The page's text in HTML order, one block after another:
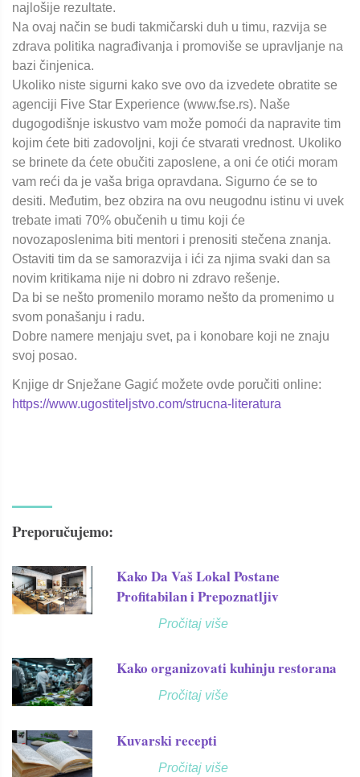
najlošije rezultate.
Na ovaj način se budi takmičarski duh u timu, razvija se
zdrava politika nagrađivanja i promoviše se upravljanje na
bazi činjenica.
Ukoliko niste sigurni kako sve ovo da izvedete obratite se
agenciji Five Star Experience (www.fse.rs). Naše
dugogodišnje iskustvo vam može pomoći da napravite tim
kojim ćete biti zadovoljni, koji će stvarati vrednost. Ukoliko
se brinete da ćete obučiti zaposlene, a oni će otići moram
vam reći da je vaša briga opravdana. Sigurno će se to
desiti. Međutim, bez obzira na ovu neugodnu istinu vi uvek
trebate imati 70% obučenih u timu koji će
novozaposlenima biti mentori i prenositi stečena znanja.
Ostaviti tim da se samorazvija i ići za njima svaki dan sa
novim kritikama nije ni dobro ni zdravo rešenje.
Da bi se nešto promenilo moramo nešto da promenimo u
svom ponašanju i radu.
Dobre namere menjaju svet, pa i konobare koji ne znaju
svoj posao.
Knjige dr Snježane Gagić možete ovde poručiti online:
https://www.ugostiteljstvo.com/strucna-literatura
Preporučujemo:
Kako Da Vaš Lokal Postane
Profitabilan i Prepoznatljiv
Pročitaj više
Kako organizovati kuhinju restorana
Pročitaj više
Kuvarski recepti
Pročitaj više